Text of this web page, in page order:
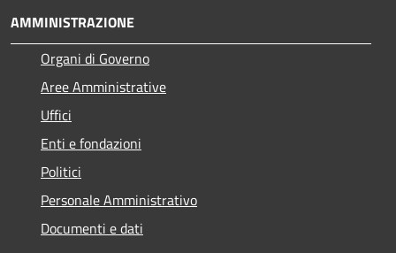
AMMINISTRAZIONE
Organi di Governo
Aree Amministrative
Uffici
Enti e fondazioni
Politici
Personale Amministrativo
Documenti e dati